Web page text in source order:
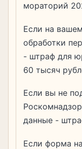
мораторий
Если на
обработки
- штраф для
60 тысяч
Если вы не
данные -
Если форма